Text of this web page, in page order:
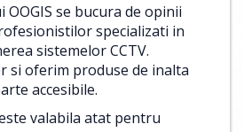
se bucura de opinii
specializati in
sistemelor CCTV.
si oferim produse de inalta
accesibile.
valabila atat pentru